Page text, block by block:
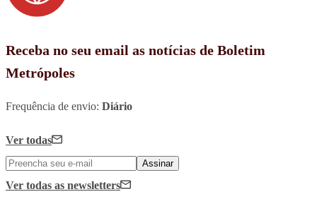
Receba no seu email as notícias de Boletim
Metrópoles
Frequência de envio: Diário
Ver todas
Assinar
Ver todas as newsletters